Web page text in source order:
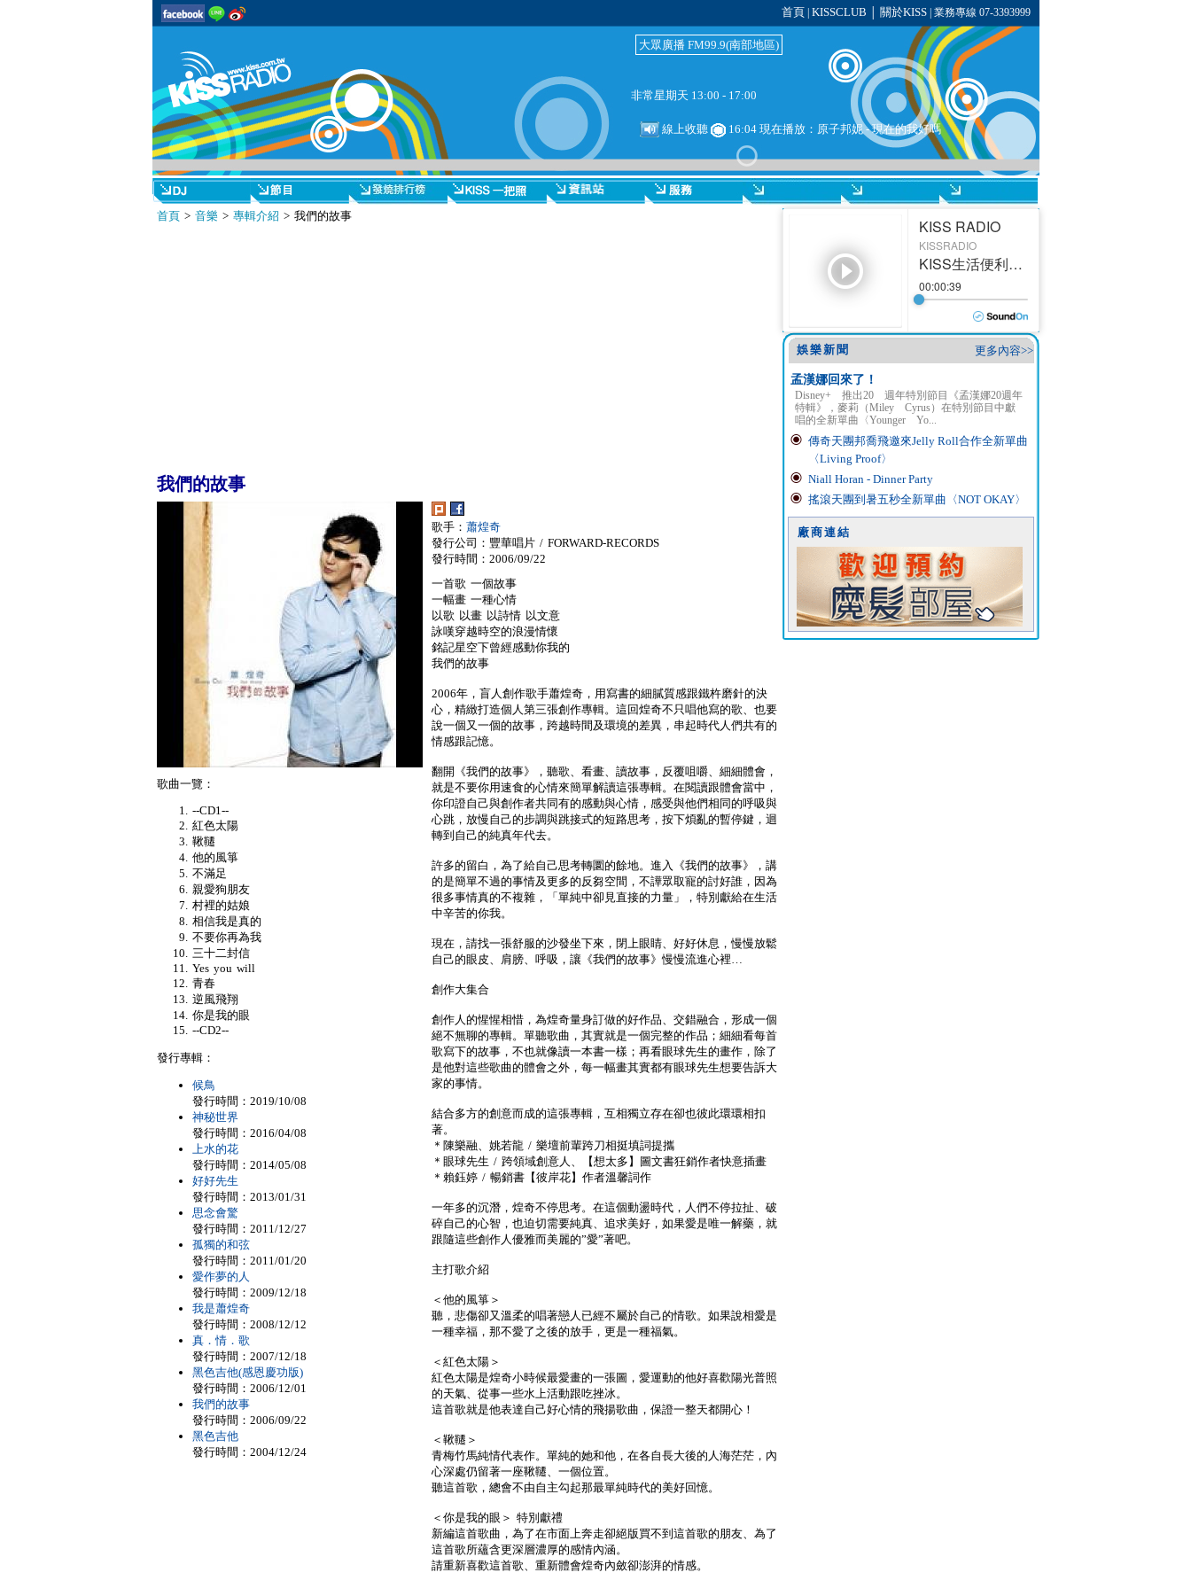
首頁 KISSCLUB 關於KISS| 業務專線 07-3393999
大眾廣播 FM99.9(南部地區)
非常星期天 13:00 - 17:00
線上收聽 16:04 現在播放：原子邦妮 - 現在的我好嗎
首頁> 音樂> 專輯介紹 > 我們的故事
我們的故事
歌手： 蕭煌奇
發行公司：豐華唱片 / FORWARD-RECORDS
發行時間：2006/09/22
一首歌 一個故事
一幅畫 一種心情
以歌 以畫 以詩情 以文意
詠嘆穿越時空的浪漫情懷
銘記星空下曾經感動你我的
我們的故事
2006年，盲人創作歌手蕭煌奇，用寫書的細膩質感跟鐵杵磨針的決
心，精緻打造個人第三張創作專輯。這回煌奇不只唱他寫的歌、也要
說一個又一個的故事，跨越時間及環境的差異，串起時代人們共有的
情感跟記憶。
翻開《我們的故事》，聽歌、看畫、讀故事，反覆咀嚼、細細體會，
就是不要你用速食的心情來簡單解讀這張專輯。在閱讀跟體會當中，
你印證自己與創作者共同有的感動與心情，感受與他們相同的呼吸與
心跳，放慢自己的步調與跳接式的短路思考，按下煩亂的暫停鍵，迴
轉到自己的純真年代去。
許多的留白，為了給自己思考轉圜的餘地。進入《我們的故事》，講
的是簡單不過的事情及更多的反芻空間，不譁眾取寵的討好誰，因為
很多事情真的不複雜，「單純中卻見直接的力量」，特別獻給在生活
中辛苦的你我。
現在，請找一張舒服的沙發坐下來，閉上眼睛、好好休息，慢慢放鬆
自己的眼皮、肩膀、呼吸，讓《我們的故事》慢慢流進心裡…
創作大集合
創作人的惺惺相惜，為煌奇量身訂做的好作品、交錯融合，形成一個
絕不無聊的專輯。單聽歌曲，其實就是一個完整的作品；細細看每首
歌寫下的故事，不也就像讀一本書一樣；再看眼球先生的畫作，除了
是他對這些歌曲的體會之外，每一幅畫其實都有眼球先生想要告訴大
家的事情。
結合多方的創意而成的這張專輯，互相獨立存在卻也彼此環環相扣
著。
＊陳樂融、姚若龍 / 樂壇前輩跨刀相挺填詞提攜
＊眼球先生 / 跨領域創意人、【想太多】圖文書狂銷作者快意插畫
＊賴鈺婷 / 暢銷書【彼岸花】作者溫馨詞作
一年多的沉潛，煌奇不停思考。在這個動盪時代，人們不停拉扯、破
碎自己的心智，也迫切需要純真、追求美好，如果愛是唯一解藥，就
跟隨這些創作人優雅而美麗的”愛”著吧。
主打歌介紹
＜他的風箏＞
聽，悲傷卻又溫柔的唱著戀人已經不屬於自己的情歌。如果說相愛是
一種幸福，那不愛了之後的放手，更是一種福氣。
＜紅色太陽＞
紅色太陽是煌奇小時候最愛畫的一張圖，愛運動的他好喜歡陽光普照
的天氣、從事一些水上活動跟吃挫冰。
這首歌就是他表達自己好心情的飛揚歌曲，保證一整天都開心！
＜鞦韆＞
青梅竹馬純情代表作。單純的她和他，在各自長大後的人海茫茫，內
心深處仍留著一座鞦韆、一個位置。
聽這首歌，總會不由自主勾起那最單純時代的美好回憶。
＜你是我的眼＞ 特別獻禮
新編這首歌曲，為了在市面上奔走卻絕版買不到這首歌的朋友、為了
這首歌所蘊含更深層濃厚的感情內涵。
請重新喜歡這首歌、重新體會煌奇內斂卻澎湃的情感。
歌曲一覽：
--CD1--
紅色太陽
鞦韆
他的風箏
不滿足
親愛狗朋友
村裡的姑娘
相信我是真的
不要你再為我
三十二封信
Yes you will
青春
逆風飛翔
你是我的眼
--CD2--
發行專輯：
候鳥
發行時間：2019/10/08
神秘世界
發行時間：2016/04/08
上水的花
發行時間：2014/05/08
好好先生
發行時間：2013/01/31
思念會驚
發行時間：2011/12/27
孤獨的和弦
發行時間：2011/01/20
愛作夢的人
發行時間：2009/12/18
我是蕭煌奇
發行時間：2008/12/12
真．情．歌
發行時間：2007/12/18
黑色吉他(感恩慶功版)
發行時間：2006/12/01
我們的故事
發行時間：2006/09/22
黑色吉他
發行時間：2004/12/24
更多內容>>
娛樂新聞
孟漢娜回來了！
Disney+ 推出20 週年特別節目《孟漢娜20週年
特輯》，麥莉（Miley Cyrus）在特別節目中獻
唱的全新單曲〈Younger Yo...
傳奇天團邦喬飛邀來Jelly Roll合作全新單曲
〈Living Proof〉
Niall Horan - Dinner Party
搖滾天團到暑五秒全新單曲〈NOT OKAY〉
廠商連結